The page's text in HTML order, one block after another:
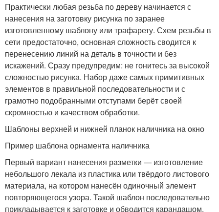
Практически любая резьба по дереву начинается с
нанесения на заготовку рисунка по заранее
изготовленному шаблону или трафарету. Схем резьбы в
сети предостаточно, основная сложность сводится к
перенесению линий на деталь в точности и без
искажений. Сразу предупредим: не гонитесь за высокой
сложностью рисунка. Набор даже самых примитивных
элементов в правильной последовательности и с
грамотно подобранными отступами берёт своей
скромностью и качеством обработки.
Шаблоны верхней и нижней планок наличника на окно
Пример шаблона орнамента наличника
Первый вариант нанесения разметки — изготовление
небольшого лекала из пластика или твёрдого листового
материала, на котором нанесён одиночный элемент
повторяющегося узора. Такой шаблон последовательно
прикладывается к заготовке и обводится карандашом.